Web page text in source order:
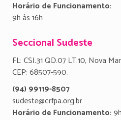
Horário de Funcionamento:
9h às 16h
Seccional Sudeste
FL: CSI.31 QD.07 LT.10, Nova
CEP: 68507-590.
(94) 99119-8507
sudeste@crfpa.org.br
Horário de Funcionamento: